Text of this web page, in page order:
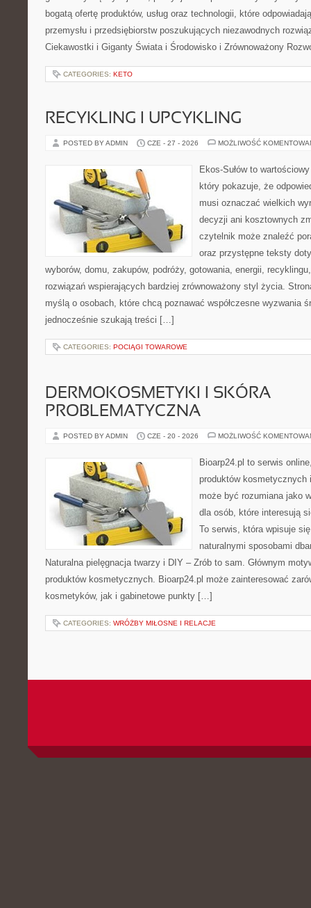
bogatą ofertę produktów, usług oraz technologii, które
przemysłu i przedsiębiorstw poszukujących niezawodnych
Ciekawostki i Giganty Świata i Środowisko i Zrównoważony
CATEGORIES: KETO
RECYKLING I UPCYKLING
POSTED BY ADMIN CZE - 27 - 2026 MOŻLIWOŚĆ
Ekos-Sułów to
który pokazuje, że
musi oznaczać wielkich
decyzji ani kosztownych
czytelnik może znaleźć
oraz przystępne teksty
wyborów, domu, zakupów, podróży, gotowania, energii,
rozwiązań wspierających bardziej zrównoważony styl życia.
myślą o osobach, które chcą poznawać współczesne wyzwania
jednocześnie szukają treści […]
CATEGORIES: POCIĄGI TOWAROWE
DERMOKOSMETYKI I SKÓRA
PROBLEMATYCZNA
POSTED BY ADMIN CZE - 20 - 2026 MOŻLIWOŚĆ
Bioarp24.pl to serwis
produktów kosmetycznych
może być rozumiana jako
dla osób, które interesują
To serwis, która wpisuje
naturalnymi sposobami
Naturalna pielęgnacja twarzy i DIY – Zrób to sam. Głównym
produktów kosmetycznych. Bioarp24.pl może zainteresować
kosmetyków, jak i gabinetowe punkty […]
CATEGORIES: WRÓŻBY MIŁOSNE I RELACJE